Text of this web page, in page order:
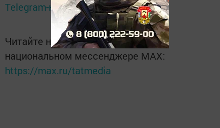
Telegram-каналеТатмедиа
Читайте новости Татарстана в
национальном мессенджере MАХ:
https://max.ru/tatmedia